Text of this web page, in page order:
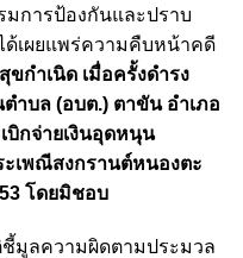
มการป้องกันและปราบ
ด้เผยแพร่ความคืบหน้าคดี
กำเนิด เมื่อครั้งดำรง
ำบล (อบต.) ตาขัน อำเภอ
บิกจ่ายเงินอุดหนุน
เพณีสงกรานต์หนองตะ
โดยมิชอบ
มูลความผิดตามประมวล